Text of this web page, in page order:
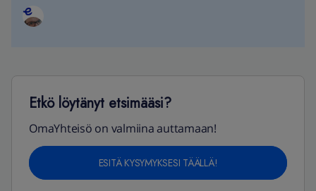
Etkö löytänyt etsimääsi?
OmaYhteisö on valmiina auttamaan!
ESITÄ KYSYMYKSESI TÄÄLLÄ!